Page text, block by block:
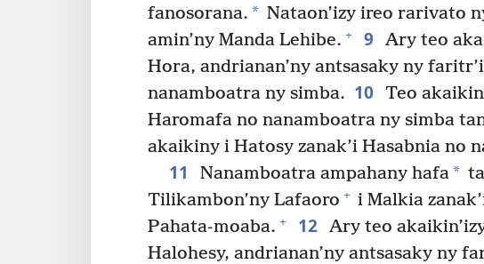
fanosorana. * Nataon’izy ireo rarivato
amin’ny Manda Lehibe. + 9 Ary teo
Hora, andrianan’ny antsasaky ny
nanamboatra ny simba. 10 Teo
Haromafa no nanamboatra ny simba
akaikiny i Hatosy zanak’i Hasabnia no
11 Nanamboatra ampahany hafa*
Tilikambon’ny Lafaoro + i Malkia
Pahata-moaba. + 12 Ary teo
Halohesy, andrianan’ny antsasaky ny